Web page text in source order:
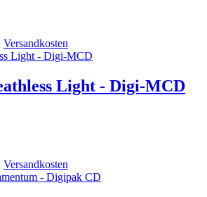
Versandkosten
Light - Digi-MCD
Versandkosten